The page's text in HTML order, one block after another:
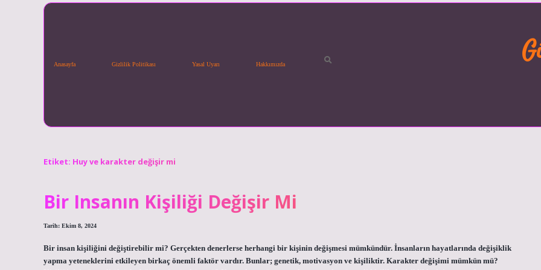
Anasayfa Gizlilik Politikası Yasal Uyarı Hakkımızda
Etiket: Huy ve karakter değişir mi
Bir Insanın Kişiliği Değişir Mi
Tarih: Ekim 8, 2024
Bir insan kişiliğini değiştirebilir mi? Gerçekten denerlerse herhangi bir kişinin değişmesi mümkündür. İnsanların hayatlarında değişiklik
yapma yeteneklerini etkileyen birkaç önemli faktör vardır. Bunlar; genetik, motivasyon ve kişiliktir. Karakter değişimi mümkün mü?